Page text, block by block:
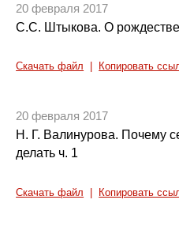
20 февраля 2017
С.С. Штыкова. О
Скачать файл Копировать
20 февраля 2017
Н. Г. Валинурова. Почему
делать ч. 1
Скачать файл Копировать